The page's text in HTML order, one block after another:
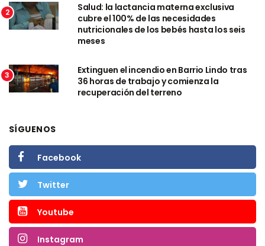
2
Salud: la lactancia materna exclusiva
cubre el 100% de las necesidades
nutricionales de los bebés hasta los seis
meses
3
Extinguen el incendio en Barrio Lindo tras
36 horas de trabajo y comienza la
recuperación del terreno
SÍGUENOS
Facebook
Twitter
Youtube
Instagram